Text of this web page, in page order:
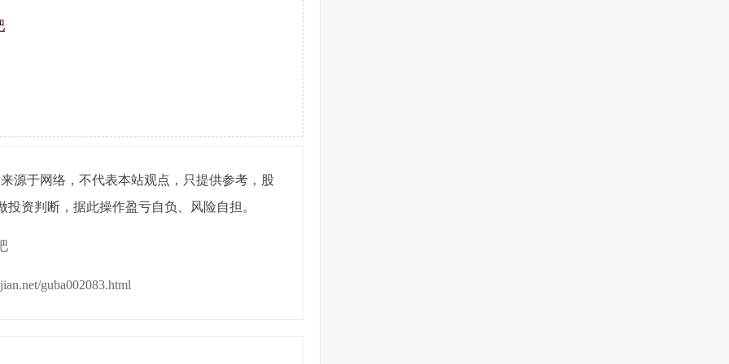
源于网络，不代表本站观点，只提供参考，股
资判断，据此操作盈亏自负、风险自担。
guba002083.html